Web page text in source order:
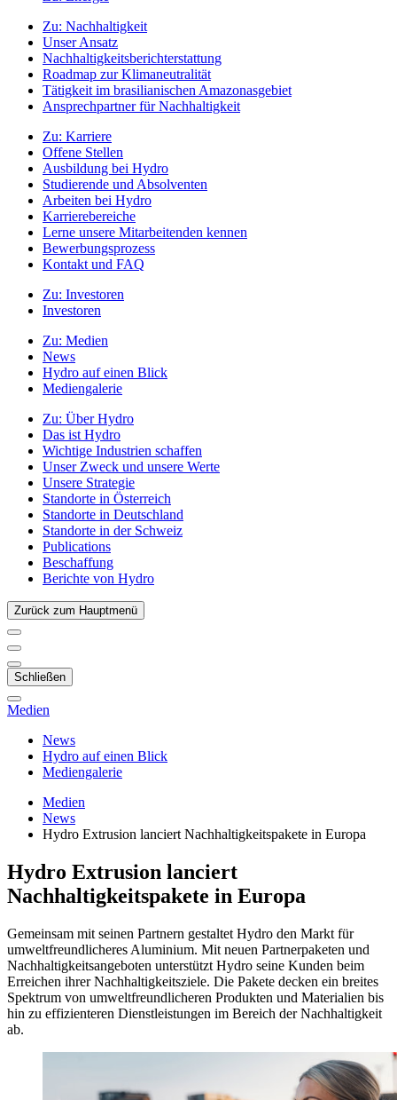
Zu: Nachhaltigkeit
Unser Ansatz
Nachhaltigkeitsberichterstattung
Roadmap zur Klimaneutralität
Tätigkeit im brasilianischen Amazonasgebiet
Ansprechpartner für Nachhaltigkeit
Zu: Karriere
Offene Stellen
Ausbildung bei Hydro
Studierende und Absolventen
Arbeiten bei Hydro
Karrierebereiche
Lerne unsere Mitarbeitenden kennen
Bewerbungsprozess
Kontakt und FAQ
Zu: Investoren
Investoren
Zu: Medien
News
Hydro auf einen Blick
Mediengalerie
Zu: Über Hydro
Das ist Hydro
Wichtige Industrien schaffen
Unser Zweck und unsere Werte
Unsere Strategie
Standorte in Österreich
Standorte in Deutschland
Standorte in der Schweiz
Publications
Beschaffung
Berichte von Hydro
Zurück zum Hauptmenü
Schließen
Medien
News
Hydro auf einen Blick
Mediengalerie
Medien
News
Hydro Extrusion lanciert Nachhaltigkeitspakete in Europa
Hydro Extrusion lanciert
Nachhaltigkeitspakete in Europa
Gemeinsam mit seinen Partnern gestaltet Hydro den Markt für
umweltfreundlicheres Aluminium. Mit neuen Partnerpaketen und
Nachhaltigkeitsangeboten unterstützt Hydro seine Kunden beim
Erreichen ihrer Nachhaltigkeitsziele. Die Pakete decken ein breites
Spektrum von umweltfreundlicheren Produkten und Materialien bis
hin zu effizienteren Dienstleistungen im Bereich der Nachhaltigkeit
ab.